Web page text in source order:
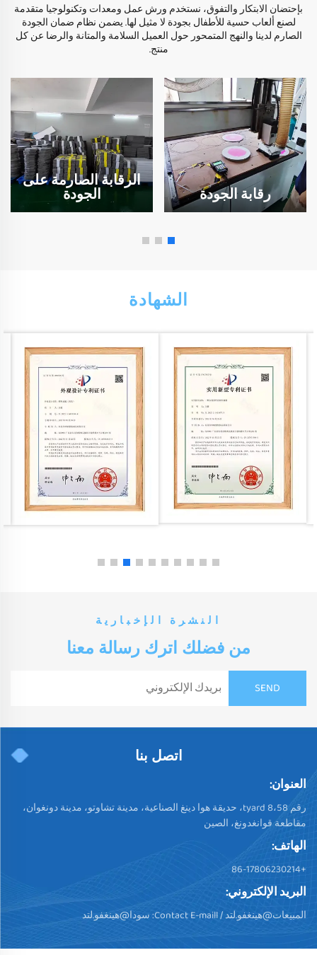
بإحتضان الابتكار والتفوق، نستخدم ورش عمل ومعدات وتكنولوجيا متقدمة
لصنع ألعاب حسية للأطفال بجودة لا مثيل لها. يضمن نظام ضمان الجودة
الصارم لدينا والنهج المتمحور حول العميل السلامة والمتانة والرضا عن كل
منتج.
رقابة الجودة
الرقابة الصارمة على
الجودة
الشهادة
النشرة الإخبارية
من فضلك اترك رسالة معنا
اتصل بنا
العنوان:
رقم 58،tyard 8، حديقة هوا دينغ الصناعية، مدينة تشاوتو، مدينة دونغوان،
مقاطعة قوانغدونغ، الصين
الهاتف:
+86-17806230214
البريد الإلكتروني:
المبيعات@هينغفو.لتد/ Contact E-maill: سودا@هينغفو.لتد